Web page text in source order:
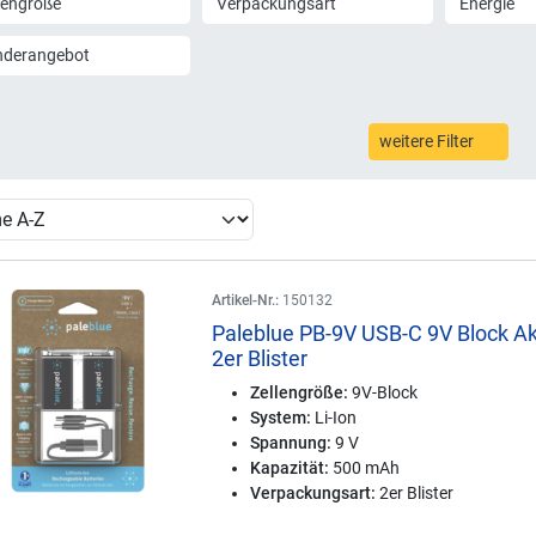
weitere Filter
Artikel-Nr.: 150132
Paleblue PB-9V USB-C 9V Block
2er Blister
Zellengröße: 9V-Block
System: Li-Ion
Spannung: 9 V
Kapazität: 500 mAh
Verpackungsart: 2er Blister